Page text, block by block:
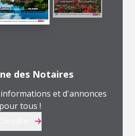
des Notaires
et d'annonces
pour tous !